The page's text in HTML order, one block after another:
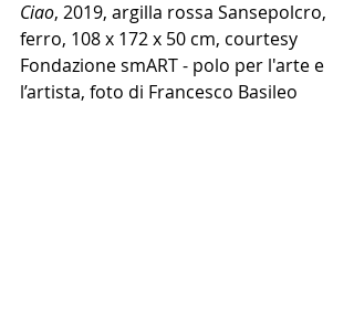
Ciao, 2019, argilla rossa Sansepolcro,
ferro, 108 x 172 x 50 cm, courtesy
Fondazione smART - polo per l'arte e
l’artista, foto di Francesco Basileo